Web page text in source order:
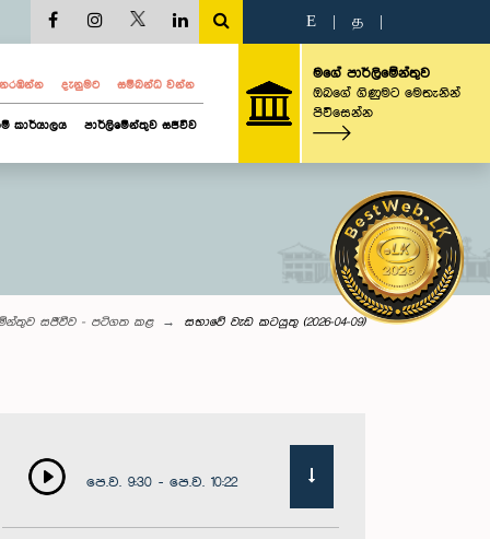
E த
දැනුමට සම්බන්ධ වන්න
කාර්යාලය පාර්ලිමේන්තුව සජීවීව
මගේ පාර්ලිමේන්තුව
ඔබගේ ගිණුමට මෙතැනින්
පිවිසෙන්න
සජීවීව - පටිගත කළ සභාවේ වැඩ කටයුතු (2026-04-09)
පෙ.ව. 9:30 - පෙ.ව. 10:22